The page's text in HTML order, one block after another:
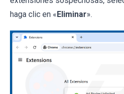
haga clic en « Eliminar».